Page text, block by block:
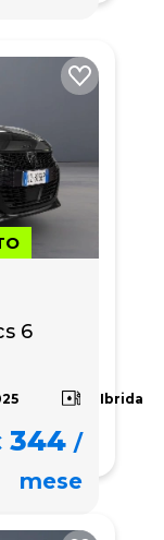
6
Ibrida
344 /
mese